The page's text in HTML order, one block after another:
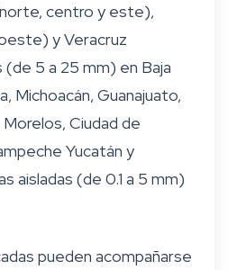
centro y este),
y Veracruz
5 a 25 mm) en Baja
Michoacán, Guanajuato,
Ciudad de
Yucatán y
aisladas (de 0.1 a 5 mm)
pueden acompañarse